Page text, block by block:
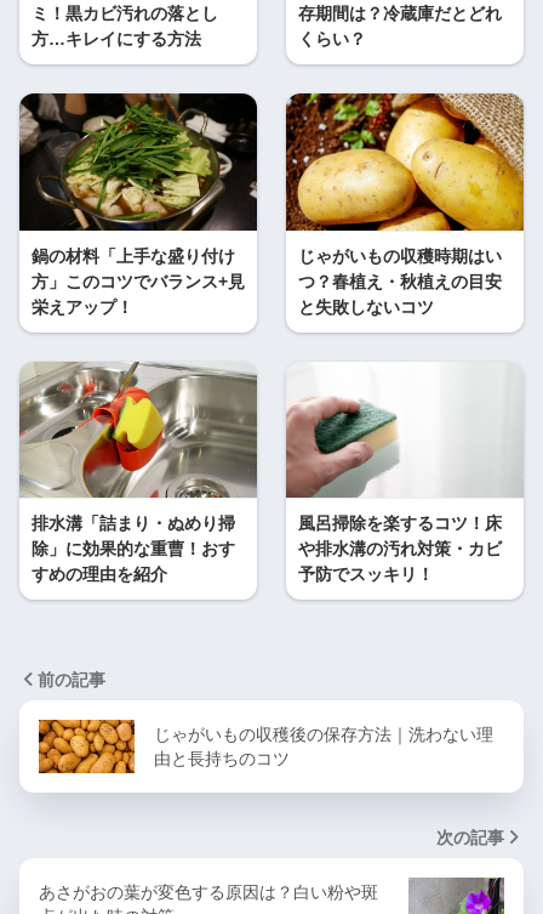
ミ！黒カビ汚れの落とし
方…キレイにする方法
存期間は？冷蔵庫だとどれ
くらい？
鍋の材料「上手な盛り付け
方」このコツでバランス+見
栄えアップ！
じゃがいもの収穫時期はい
つ？春植え・秋植えの目安
と失敗しないコツ
排水溝「詰まり・ぬめり掃
除」に効果的な重曹！おす
すめの理由を紹介
風呂掃除を楽するコツ！床
や排水溝の汚れ対策・カビ
予防でスッキリ！
前の記事
じゃがいもの収穫後の保存方法｜洗わない理
由と長持ちのコツ
次の記事
あさがおの葉が変色する原因は？白い粉や斑